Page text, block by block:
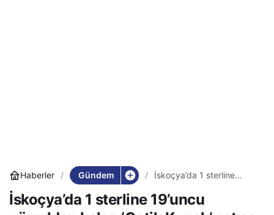
Haberler Gündem
İskoçya’da 1 sterline
‘Gotik Konak’ satışa
çıkıyor
İskoçya’da 1 sterline 19’uncu